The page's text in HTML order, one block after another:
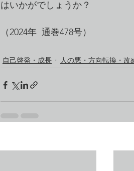
はいかがでしょうか？
（2024年  通巻478号）
自己啓発・成長 人の悪・方向転換・改